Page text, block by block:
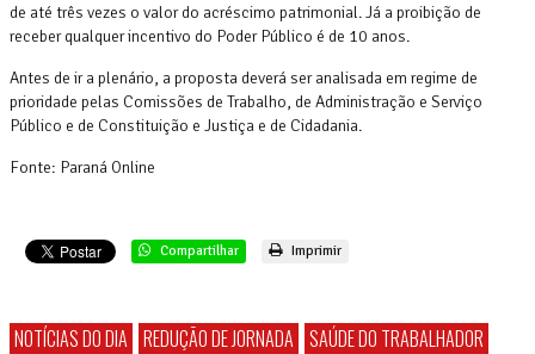
de até três vezes o valor do acréscimo patrimonial. Já a proibição de
receber qualquer incentivo do Poder Público é de 10 anos.
Antes de ir a plenário, a proposta deverá ser analisada em regime de
prioridade pelas Comissões de Trabalho, de Administração e Serviço
Público e de Constituição e Justiça e de Cidadania.
Fonte: Paraná Online
Compartilhar Imprimir
NOTÍCIAS DO DIA REDUÇÃO DE JORNADA SAÚDE DO TRABALHADOR